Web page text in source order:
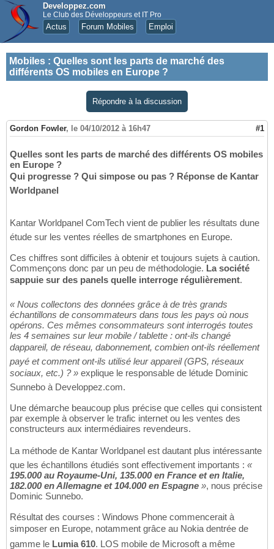
Developpez.com
Le Club des Développeurs et IT Pro
Actus Forum Mobiles Emploi
Mobiles : Quelles sont les parts de marché des
différents OS mobiles en Europe ?
Répondre à la discussion
Gordon Fowler, le 04/10/2012 à 16h47 #1
Quelles sont les parts de marché des différents OS mobiles
en Europe ?
Qui progresse ? Qui simpose ou pas ? Réponse de Kantar
Worldpanel
Kantar Worldpanel ComTech vient de publier les résultats dune
étude sur les ventes réelles de smartphones en Europe.
Ces chiffres sont difficiles à obtenir et toujours sujets à caution.
Commençons donc par un peu de méthodologie. La société
sappuie sur des panels quelle interroge régulièrement.
« Nous collectons des données grâce à de très grands
échantillons de consommateurs dans tous les pays où nous
opérons. Ces mêmes consommateurs sont interrogés toutes
les 4 semaines sur leur mobile / tablette : ont-ils changé
dappareil, de réseau, dabonnement, combien ont-ils réellement
payé et comment ont-ils utilisé leur appareil (GPS, réseaux
sociaux, etc.) ? » explique le responsable de létude Dominic
Sunnebo à Developpez.com.
Une démarche beaucoup plus précise que celles qui consistent
par exemple à observer le trafic internet ou les ventes des
constructeurs aux intermédiaires revendeurs.
La méthode de Kantar Worldpanel est dautant plus intéressante
que les échantillons étudiés sont effectivement importants : «
195.000 au Royaume-Uni, 135.000 en France et en Italie,
182.000 en Allemagne et 104.000 en Espagne », nous précise
Dominic Sunnebo.
Résultat des courses : Windows Phone commencerait à
simposer en Europe, notamment grâce au Nokia dentrée de
gamme le Lumia 610. LOS mobile de Microsoft a même